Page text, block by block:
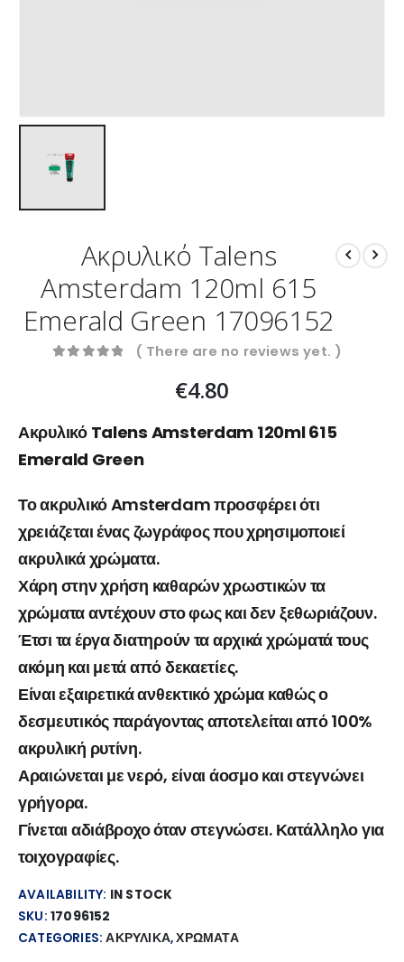
Ακρυλικό Talens
Amsterdam 120ml 615
Emerald Green 17096152
( There are no reviews yet. )
€4.80
Ακρυλικό Talens Amsterdam 120ml 615
Emerald Green
Το ακρυλικό Amsterdam προσφέρει ότι
χρειάζεται ένας ζωγράφος που χρησιμοποιεί
ακρυλικά χρώματα.
Χάρη στην χρήση καθαρών χρωστικών τα
χρώματα αντέχουν στο φως και δεν ξεθωριάζουν.
Έτσι τα έργα διατηρούν τα αρχικά χρώματά τους
ακόμη και μετά από δεκαετίες.
Είναι εξαιρετικά ανθεκτικό χρώμα καθώς ο
δεσμευτικός παράγοντας αποτελείται από 100%
ακρυλική ρυτίνη.
Αραιώνεται με νερό, είναι άοσμο και στεγνώνει
γρήγορα.
Γίνεται αδιάβροχο όταν στεγνώσει. Κατάλληλο για
τοιχογραφίες.
AVAILABILITY: IN STOCK
SKU: 17096152
CATEGORIES:ΑΚΡΥΛΙΚΑ,ΧΡΩΜΑΤΑ